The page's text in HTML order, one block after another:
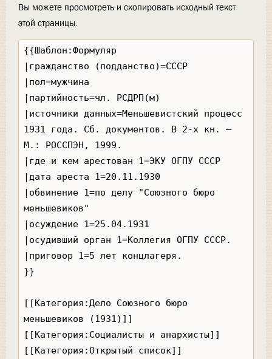
Вы можете просмотреть и скопировать исходный текст
этой страницы.